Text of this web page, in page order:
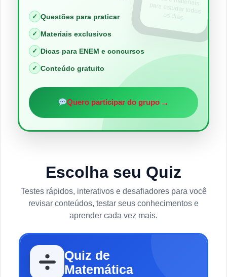
✓ Questões para praticar
✓ Materiais exclusivos
✓ Dicas para ENEM e concursos
✓ Conteúdo gratuito
Quero participar do grupo→
os dias.
Escolha seu Quiz
Testes rápidos, interativos e desafiadores para você
revisar conteúdos, testar seus conhecimentos e
aprender cada vez mais.
Quiz de
Matemática